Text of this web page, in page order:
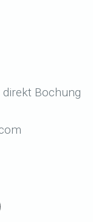
Bochung